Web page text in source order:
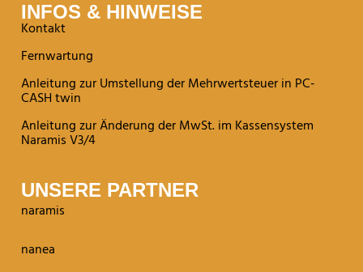
INFOS & HINWEISE
Kontakt
Fernwartung
Anleitung zur Umstellung der Mehrwertsteuer in PC-
CASH twin
Anleitung zur Änderung der MwSt. im Kassensystem
Naramis V3/4
UNSERE PARTNER
naramis
nanea